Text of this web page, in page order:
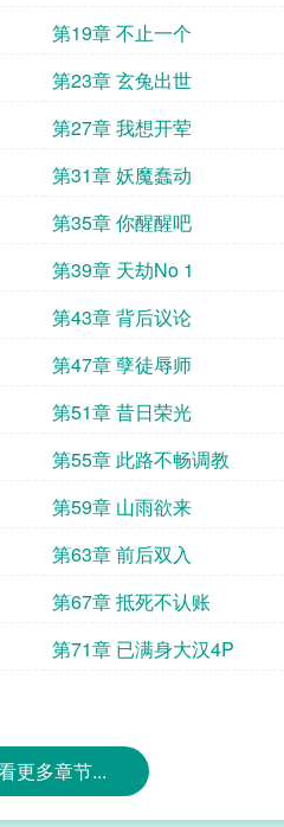
第19章 不止一个
第23章 玄兔出世
第27章 我想开荤
第31章 妖魔蠢动
第35章 你醒醒吧
第39章 天劫No 1
第43章 背后议论
第47章 孽徒辱师
第51章 昔日荣光
第55章 此路不畅调教
第59章 山雨欲来
第63章 前后双入
第67章 抵死不认账
第71章 已满身大汉4P
更多章节...